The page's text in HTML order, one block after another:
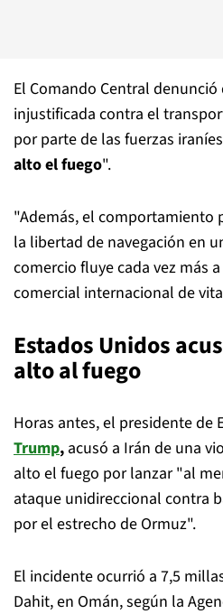
El Comando Central
injustificada contra el
por parte de las fuerzas iraníes
alto el fuego".
"Además, el comportamiento
la libertad de navegación en
comercio fluye cada vez más
comercial internacional de
Estados Unidos
alto al fuego
Horas antes, el presidente de
Trump, acusó a Irán de una
alto el fuego por lanzar "al
ataque unidireccional contra
por el estrecho de Ormuz".
El incidente ocurrió a 7,5
Dahit, en Omán, según la